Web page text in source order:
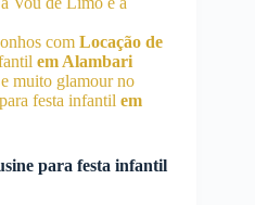
com Locação de
em Alambari
muito glamour no
para festa infantil em
para festa infantil